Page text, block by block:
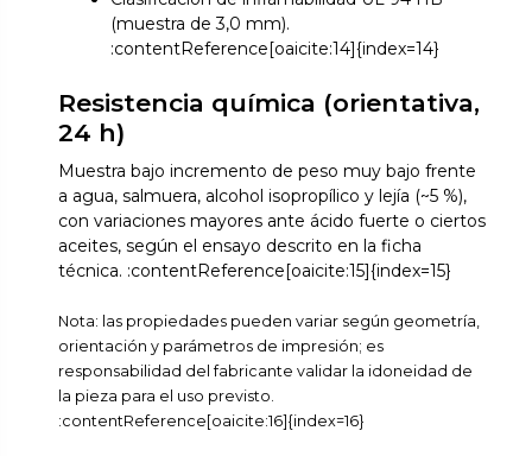
(muestra de 3,0 mm).
:contentReference[oaicite:14]{index=14}
Resistencia química (orientativa,
24 h)
Muestra bajo incremento de peso muy bajo frente
a agua, salmuera, alcohol isopropílico y lejía (~5 %),
con variaciones mayores ante ácido fuerte o ciertos
aceites, según el ensayo descrito en la ficha
técnica. :contentReference[oaicite:15]{index=15}
Nota: las propiedades pueden variar según geometría,
orientación y parámetros de impresión; es
responsabilidad del fabricante validar la idoneidad de
la pieza para el uso previsto.
:contentReference[oaicite:16]{index=16}